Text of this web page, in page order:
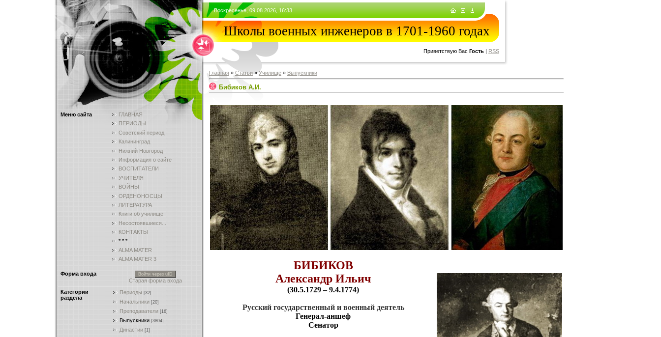
Меню сайта
ГЛАВНАЯ
ПЕРИОДЫ
Советский период
Калининград
Нижний Новгород
Информация о сайте
ВОСПИТАТЕЛИ
УЧИТЕЛЯ
ВОЙНЫ
ОРДЕНОНОСЦЫ
ЛИТЕРАТУРА
Книги об училище
Несостоявшиеся...
КОНТАКТЫ
* * *
ALMA MATER
ALMA MATER 3
Форма входа Войти через uID
Старая форма входа
Категории
раздела
Периоды [32]
Начальники [20]
Преподаватели [16]
Выпускники [3804]
Династии [1]
Воскресенье, 09.08.2026, 16:33
Школы военных инженеров в 1701-1960 годах
Приветствую Вас Гость | RSS
Главная » Статьи »Училищe » Выпускники
Бибиков А.И.
БИБИКОВ
Александр Ильич
(30.5.1729– 9.4.1774)
Русский государственный и военный деятель
Генерал-аншеф
Сенатор